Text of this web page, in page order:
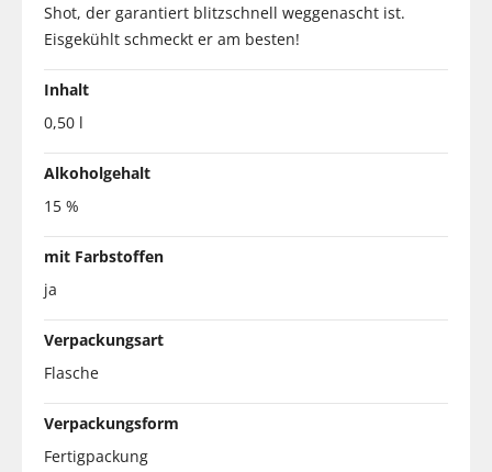
Shot, der garantiert blitzschnell weggenascht ist.
Eisgekühlt schmeckt er am besten!
Inhalt
0,50 l
Alkoholgehalt
15 %
mit Farbstoffen
ja
Verpackungsart
Flasche
Verpackungsform
Fertigpackung